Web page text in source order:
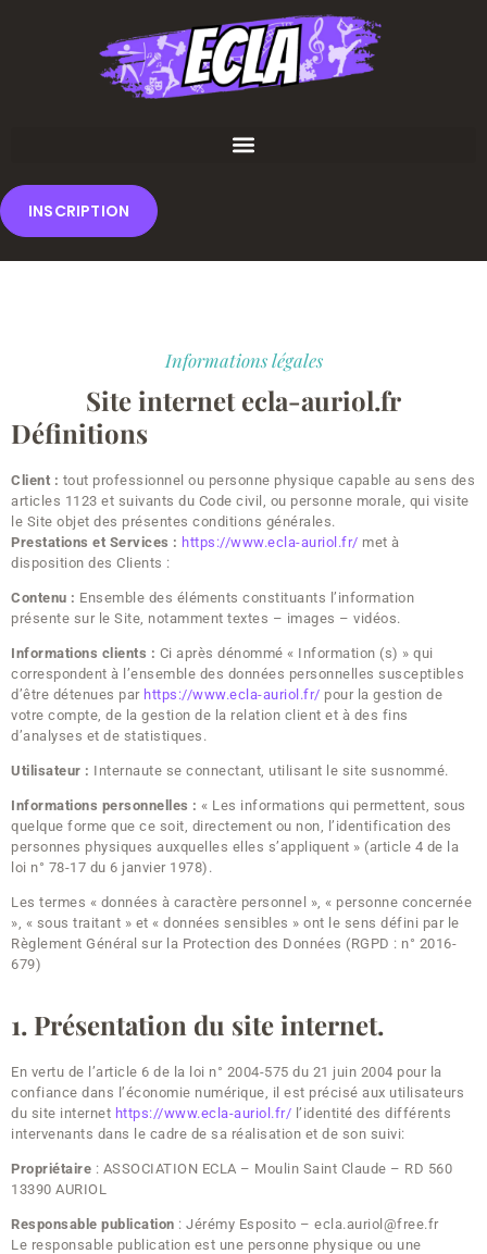
INSCRIPTION
Informations légales
Site internet ecla-auriol.fr
Définitions
Client : tout professionnel ou personne physique capable au sens des
articles 1123 et suivants du Code civil, ou personne morale, qui visite
le Site objet des présentes conditions générales.
Prestations et Services : https://www.ecla-auriol.fr/ met à
disposition des Clients :
Contenu : Ensemble des éléments constituants l’information
présente sur le Site, notamment textes – images – vidéos.
Informations clients : Ci après dénommé « Information (s) » qui
correspondent à l’ensemble des données personnelles susceptibles
d’être détenues par https://www.ecla-auriol.fr/ pour la gestion de
votre compte, de la gestion de la relation client et à des fins
d’analyses et de statistiques.
Utilisateur : Internaute se connectant, utilisant le site susnommé.
Informations personnelles : « Les informations qui permettent, sous
quelque forme que ce soit, directement ou non, l’identification des
personnes physiques auxquelles elles s’appliquent » (article 4 de la
loi n° 78-17 du 6 janvier 1978).
Les termes « données à caractère personnel », « personne concernée
», « sous traitant » et « données sensibles » ont le sens défini par le
Règlement Général sur la Protection des Données (RGPD : n° 2016-
679)
1. Présentation du site internet.
En vertu de l’article 6 de la loi n° 2004-575 du 21 juin 2004 pour la
confiance dans l’économie numérique, il est précisé aux utilisateurs
du site internet https://www.ecla-auriol.fr/ l’identité des différents
intervenants dans le cadre de sa réalisation et de son suivi:
Propriétaire : ASSOCIATION ECLA – Moulin Saint Claude – RD 560
13390 AURIOL
Responsable publication : Jérémy Esposito – ecla.auriol@free.fr
Le responsable publication est une personne physique ou une